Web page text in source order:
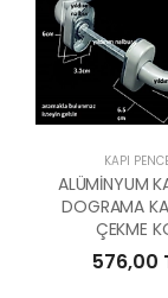
KAPI
ALÜMİNYUM
DOGRAMA
ÇEKME
576,00